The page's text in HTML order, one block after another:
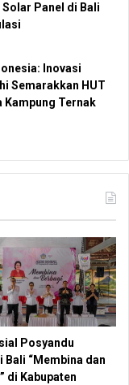
Panel di Bali
Inovasi
Semarakkan HUT
Kampung Ternak
Posyandu
Bali “Membina dan
di Kabupaten